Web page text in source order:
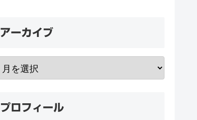
アーカイブ
プロフィール